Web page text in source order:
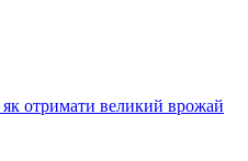
як отримати великий врожай